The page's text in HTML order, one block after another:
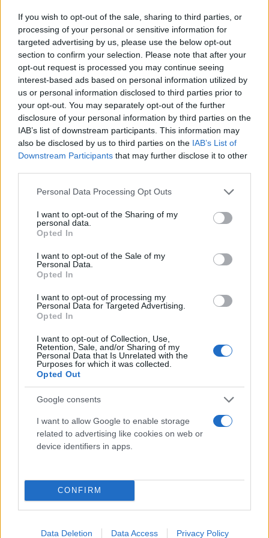
If you wish to opt-out of the sale, sharing to third parties, or
processing of your personal or sensitive information for
targeted advertising by us, please use the below opt-out
section to confirm your selection. Please note that after your
opt-out request is processed you may continue seeing
interest-based ads based on personal information utilized by
us or personal information disclosed to third parties prior to
your opt-out. You may separately opt-out of the further
disclosure of your personal information by third parties on the
IAB’s list of downstream participants. This information may
also be disclosed by us to third parties on the IAB’s List of
Downstream Participants that may further disclose it to other
Please note that this website/app uses one or more Google
not limited to your visit or usage behaviour. You may click to
grant or deny consent to Google and its third-party tags to
use your data for below specified purposes in below Google
consent section.
Personal Data Processing Opt Outs
I want to opt-out of the Sharing of my
personal data.
Opted In
I want to opt-out of the Sale of my
Personal Data.
Opted In
I want to opt-out of processing my
Personal Data for Targeted Advertising.
Opted In
I want to opt-out of Collection, Use,
Retention, Sale, and/or Sharing of my
Personal Data that Is Unrelated with the
Purposes for which it was collected.
Opted Out
Google consents
I want to allow Google to enable storage
related to advertising like cookies on web or
device identifiers in apps.
CONFIRM
Data Deletion Data Access Privacy Policy
Παράλληλα, ο Αμερικανός πρόεδρος δήλωσε ότι οι
Ηνωμένες Πολιτείες βρίσκονται «πολύ κοντά» σε
μια τελική συμφωνία με το Ιράν, την οποία
χαρακτήρισε «καλή συμφωνία», τονίζοντας ότι δεν
επιθυμεί να τιναχθεί στον αέρα η
διαπραγματευτική διαδικασία εξαιτίας της
τρέχουσας έντασης.
Ο Τραμπ αποκάλυψε επίσης ότι σκοπεύει να
επικοινωνήσει άμεσα με τον Ισραηλινό
προκειμένου να τον παροτρύνει να μην
προχωρήσει σε αντίποινα. «Και οι δύο πλευρές
έκαναν αυτό που ήθελαν. Το Ισραήλ έκανε το
χρειαζόμαστε άλλο ένα», δήλωσε, στέλνοντας
μήνυμα αποκλιμάκωσης της κρίσης.
Επιπλέον, μιλώντας στοFox News, ο Αμερικανός
πρόεδρος απευθυνόμενος προς το καθεστώς της
Τεχεράνης δήλωσε: «Αυτό που θα πρότεινα στο
Ιράν είναι το εξής: εκτοξεύσατε τους πυραύλους
σας, αυτό είναι αρκετό».
Ο Τραμπ κάλεσε το Ιράν να επιστρέψει στο τραπέζι
των διαπραγματεύσεων και να καταλήξει σε
συμφωνία.
Κάνε κλικ και δες περισσότερο
Flash.grστην αναζήτηση της